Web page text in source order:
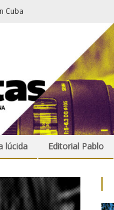
Cuba
lúcida Editorial Pablo